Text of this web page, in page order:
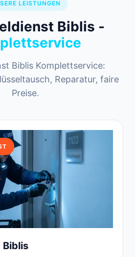
LEISTUNGEN
Biblis -
Biblis Komplettservice:
Reparatur, faire
Preise.
Biblis